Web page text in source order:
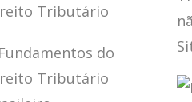
INTERSEÇÕES
ENTRE O DIREITO
FINANCEIRO E O
DIREITO